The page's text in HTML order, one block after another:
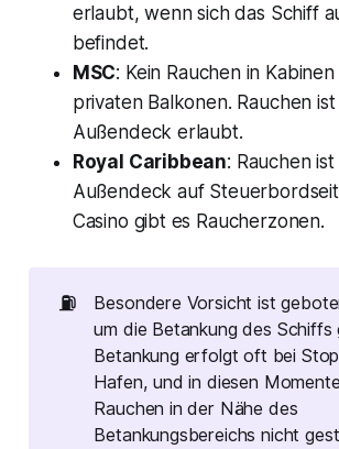
erlaubt, wenn sich das Schiff
befindet.
MSC: Kein Rauchen in
privaten Balkonen. Rauchen
Außendeck erlaubt.
Royal Caribbean: Rauchen
Außendeck auf
Casino gibt es Raucherzonen.
⛽
Besondere Vorsicht ist
um die Betankung des Schiffs
Betankung erfolgt oft bei
Hafen, und in diesen
Rauchen in der Nähe des
Betankungsbereichs nicht